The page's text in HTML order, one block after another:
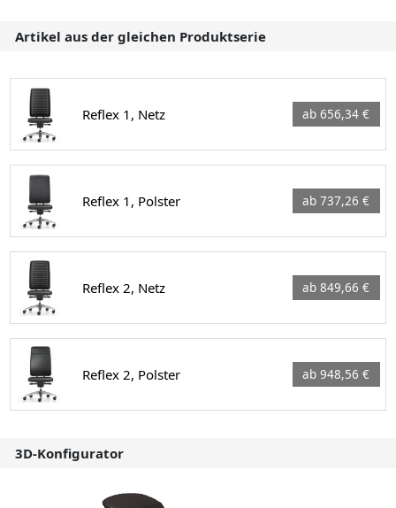
Artikel aus der gleichen Produktserie
Reflex 1, Netz ab 656,34 €
Reflex 1, Polster ab 737,26 €
Reflex 2, Netz ab 849,66 €
Reflex 2, Polster ab 948,56 €
3D-Konfigurator